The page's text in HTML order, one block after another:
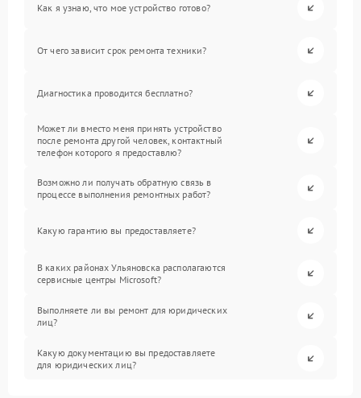
Как я узнаю, что мое устройство готово?
От чего зависит срок ремонта техники?
Диагностика проводится бесплатно?
Может ли вместо меня принять устройство
после ремонта другой человек, контактный
телефон которого я предоставлю?
Возможно ли получать обратную связь в
процессе выполнения ремонтных работ?
Какую гарантию вы предоставляете?
В каких районах Ульяновска располагаются
сервисные центры Microsoft?
Выполняете ли вы ремонт для юридических
лиц?
Какую документацию вы предоставляете
для юридических лиц?